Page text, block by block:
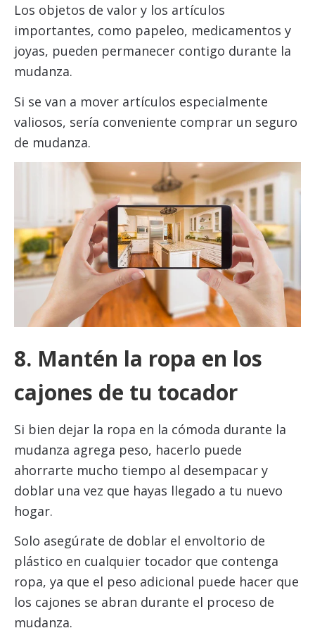
Los objetos de valor y los artículos
importantes, como papeleo, medicamentos y
joyas, pueden permanecer contigo durante la
mudanza.
Si se van a mover artículos especialmente
valiosos, sería conveniente comprar un seguro
de mudanza.
8. Mantén la ropa en los
cajones de tu tocador
Si bien dejar la ropa en la cómoda durante la
mudanza agrega peso, hacerlo puede
ahorrarte mucho tiempo al desempacar y
doblar una vez que hayas llegado a tu nuevo
hogar.
Solo asegúrate de doblar el envoltorio de
plástico en cualquier tocador que contenga
ropa, ya que el peso adicional puede hacer que
los cajones se abran durante el proceso de
mudanza.